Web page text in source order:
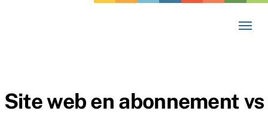
Site web en abonnement vs